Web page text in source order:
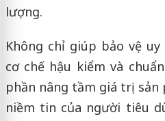
lượng.
Không chỉ giúp bảo vệ
cơ chế hậu kiểm và
phần nâng tầm giá trị
niềm tin của người tiêu